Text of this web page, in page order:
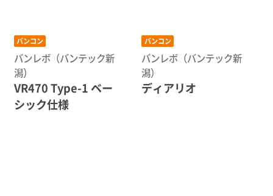
バンコン
バンレボ（バンテック新
潟）
VR470 Type-1 ベー
シック仕様
バンコン
バンレボ（バンテック新
潟）
ディアリオ